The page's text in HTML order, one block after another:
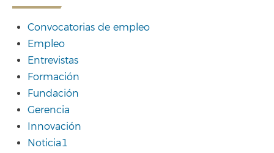
Convocatorias de empleo
Empleo
Entrevistas
Formación
Fundación
Gerencia
Innovación
Noticia1